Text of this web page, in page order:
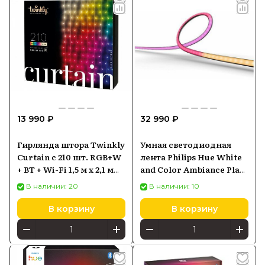
13 990 ₽
Гирлянда штора Twinkly
Curtain с 210 шт. RGB+W
+ BT + Wi-Fi 1,5 м x 2,1 м
(TWW210SPP-TEU)
В наличии: 20
В корзину
32 990 ₽
Умная светодиодная
лента Philips Hue White
and Color Ambiance Play
Gradient lightstrip для
ТВ 65- 70 (929002422801)
В наличии: 10
В корзину